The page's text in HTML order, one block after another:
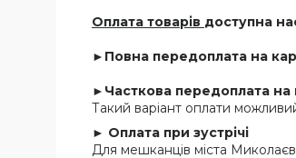
Оплата товарів доступна
►Повна передоплата на
►Часткова передоплата на
Такий варіант оплати
► Оплата при зустрічі
Для мешканців міста